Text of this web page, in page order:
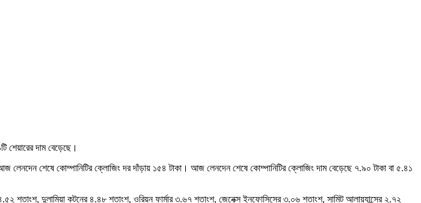
শেয়ারের দাম বেড়েছে।
শেষে কোম্পানিটির ক্লোজিং দর দাঁড়ায় ১৫৪ টাকা। আজ লেনদেন শেষে কোম্পানিটির ক্লোজিং দাম বেড়েছে ৭.৯০ টাকা বা ৫.৪১
শতাংশ, দুলামিয়া কটনের ৪.৪৮ শতাংশ, ওরিয়ন ফার্মার ৩.৬৭ শতাংশ, জেনেক্স ইনফোসিসের ৩.০৬ শতাংশ, সামিট আলায়্যান্সের ২.৭২